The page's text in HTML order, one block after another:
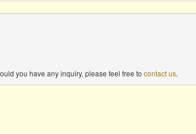
you have any inquiry, please feel free to contact us.